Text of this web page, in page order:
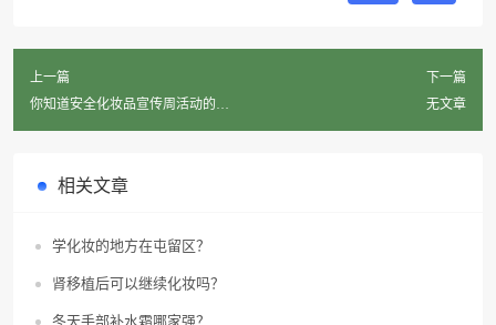
上一篇
你知道安全化妆品宣传周活动的总
下一篇
无文章
相关文章
学化妆的地方在屯留区？
肾移植后可以继续化妆吗？
冬天手部补水霜哪家强？